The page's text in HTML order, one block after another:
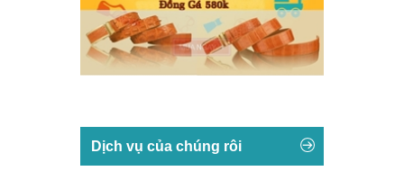
Dịch vụ của chúng rôi